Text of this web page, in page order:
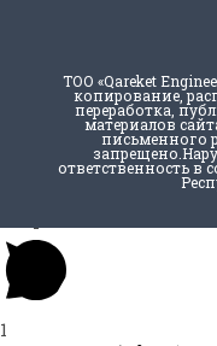
ТОО «Qareket
копирование,
переработка,
материалов
письменного
ответственность в
1